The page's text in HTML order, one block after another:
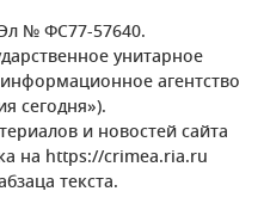
№ ФС77-57640.
унитарное
агентство
сегодня»).
и новостей сайта
на https://crimea.ria.ru
текста.